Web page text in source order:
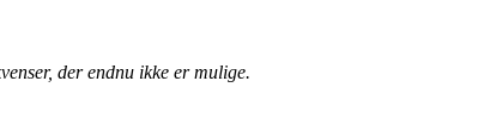
der endnu ikke er mulige.